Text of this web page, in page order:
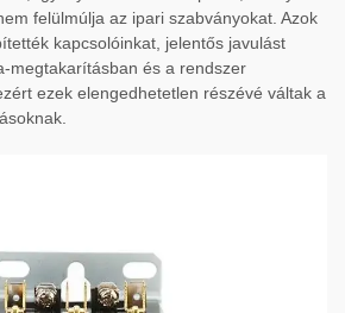
felülmúlja az ipari szabványokat. Azok
kapcsolóinkat, jelentős javulást
megtakarításban és a rendszer
ezek elengedhetetlen részévé váltak a